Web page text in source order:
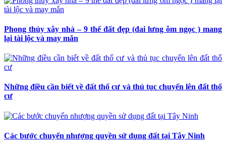
Phong thủy xây nhà – 9 thế đất đẹp (đai lưng ôm ngọc ) mang
lại tài lộc và may mắn
Những điều cần biết về đất thổ cư và thủ tục chuyển lên đất thổ
cư
Các bước chuyển nhượng quyền sử dụng đất tại Tây Ninh